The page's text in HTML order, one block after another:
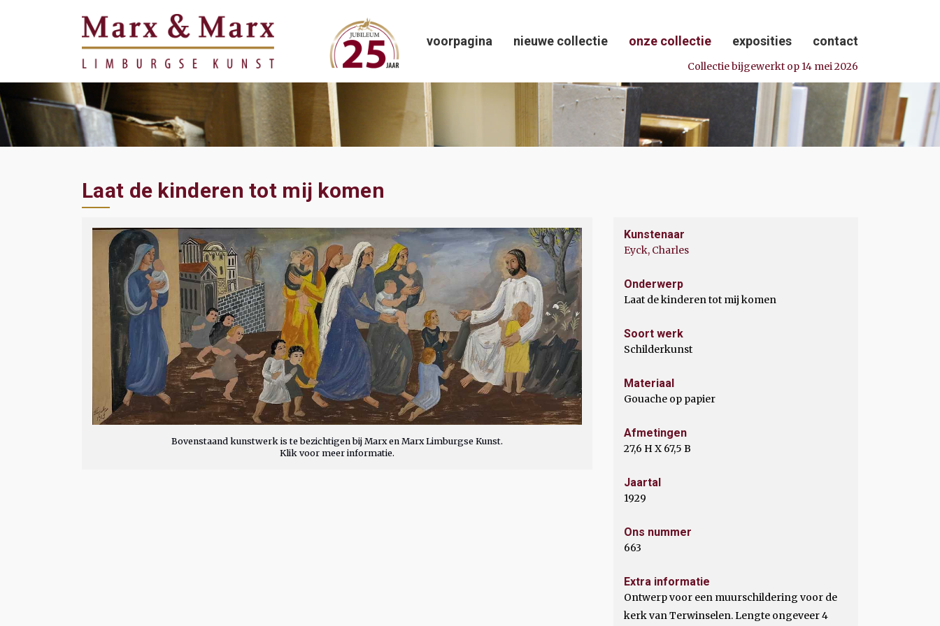
Collectie bijgewerkt op 14 mei 2026
voorpagina nieuwe collectie onze collectie exposities contact
Laat de kinderen tot mij komen
Bovenstaand kunstwerk is te bezichtigen bij Marx en Marx Limburgse Kunst.
Klik voor meer informatie.
Kunstenaar
Eyck, Charles
Onderwerp
Laat de kinderen tot mij komen
Soort werk
Schilderkunst
Materiaal
Gouache op papier
Afmetingen
27,6 H X 67,5 B
Jaartal
1929
Ons nummer
663
Extra informatie
Ontwerp voor een muurschildering voor de
kerk van Terwinselen. Lengte ongeveer 4